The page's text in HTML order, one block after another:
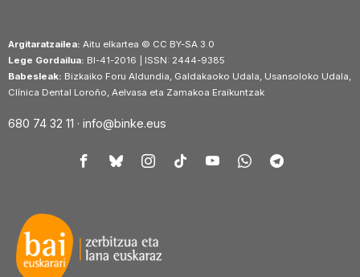
Argitaratzailea: Aitu elkartea © CC BY-SA 3.0
Lege Gordailua: BI-41-2016 | ISSN: 2444-9385
Babesleak: Bizkaiko Foru Aldundia, Galdakaoko Udala, Usansoloko Udala,
Clínica Dental Loroño, Aelvasa eta Zamakoa Eraikuntzak
680 74 32 11 · info@binke.eus